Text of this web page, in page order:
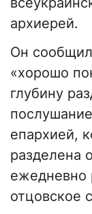
архиерей.
Он
«хорошо
глубину
епархией,
разделена
ежедневно
отцовское